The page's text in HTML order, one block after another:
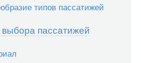
типов пассатижей
пассатижей